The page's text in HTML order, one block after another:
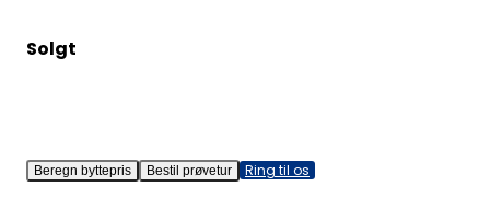
Solgt
Beregn byttepris Bestil prøvetur Ring til os